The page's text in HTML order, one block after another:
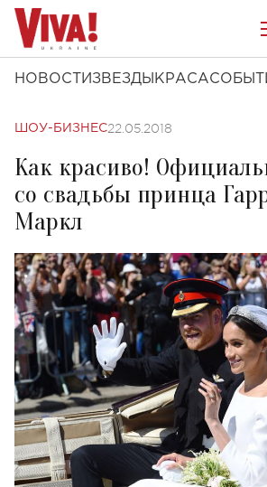
НОВОСТИ ЗВЕЗДЫ КРАСА
ШОУ-БИЗНЕС22.05.2018
Как красиво!
со свадьбы принца
Маркл